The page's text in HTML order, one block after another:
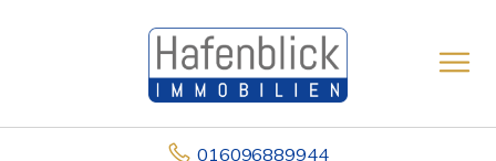
016096889944